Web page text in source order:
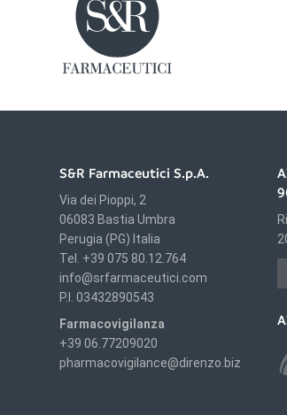
S&R Farmaceutici S.p.A.
Via dei Pioppi, 2
06083 Bastia Umbra
Perugia (PG) Italia
Tel. +39 075 80.12.764
info@srfarmaceutici.com
P.I. 03432890543
Farmacovigilanza
+39 06.77209020
pharmacovigilance@direnzo.biz